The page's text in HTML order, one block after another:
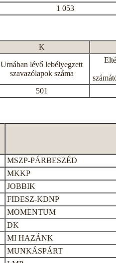
1 053
K
Urnában lévő lebélyegzett
szavazólapok száma
501
MSZP-PÁRBESZÉD
MKKP
JOBBIK
FIDESZ-KDNP
MOMENTUM
DK
MI HAZÁNK
MUNKÁSPÁRT